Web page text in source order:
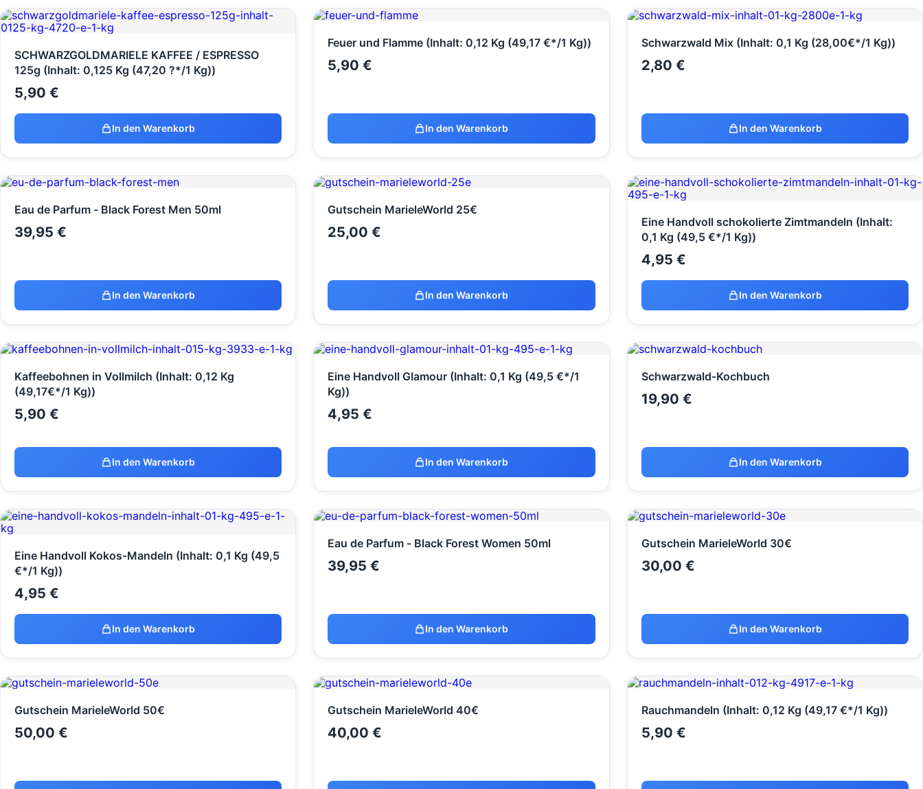
SCHWARZGOLDMARIELE KAFFEE / ESPRESSO
125g (Inhalt: 0,125 Kg (47,20 ?*/1 Kg))
5,90 €
In den Warenkorb
Feuer und Flamme (Inhalt: 0,12 Kg (49,17 €*/1 Kg))
5,90€
In den Warenkorb
Schwarzwald Mix (Inhalt: 0,1 Kg (28,00€*/1 Kg))
2,80 €
In den Warenkorb
Eau de Parfum - Black Forest Men 50ml
39,95 €
In den Warenkorb
Gutschein MarieleWorld 25€
25,00€
In den Warenkorb
Eine Handvoll schokolierte Zimtmandeln (Inhalt:
0,1 Kg (49,5 €*/1 Kg))
4,95 €
In den Warenkorb
Kaffeebohnen in Vollmilch (Inhalt: 0,12 Kg
(49,17€*/1 Kg))
5,90 €
In den Warenkorb
Eine Handvoll Glamour (Inhalt: 0,1 Kg (49,5 €*/1
Kg))
4,95€
In den Warenkorb
Schwarzwald-Kochbuch
19,90 €
In den Warenkorb
Eine Handvoll Kokos-Mandeln (Inhalt: 0,1 Kg (49,5
€*/1 Kg))
4,95 €
In den Warenkorb
Eau de Parfum - Black Forest Women 50ml
39,95€
In den Warenkorb
Gutschein MarieleWorld 30€
30,00 €
In den Warenkorb
Gutschein MarieleWorld 50€
50,00 €
Gutschein MarieleWorld 40€
40,00€
Rauchmandeln (Inhalt: 0,12 Kg (49,17 €*/1 Kg))
5,90 €